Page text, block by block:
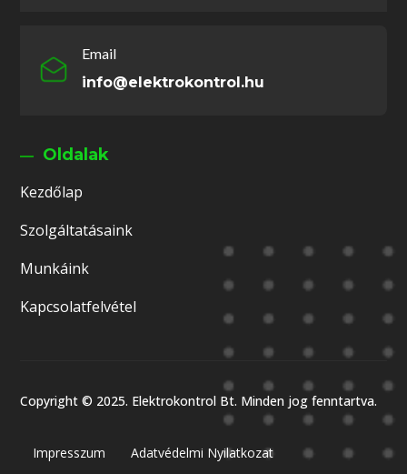
Email
info@elektrokontrol.hu
Oldalak
Kezdőlap
Szolgáltatásaink
Munkáink
Kapcsolatfelvétel
Copyright © 2025. Elektrokontrol Bt. Minden jog fenntartva.
Impresszum Adatvédelmi Nyilatkozat